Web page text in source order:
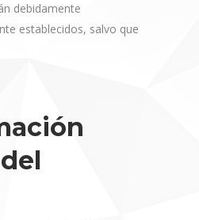
debidamente
establecidos, salvo que